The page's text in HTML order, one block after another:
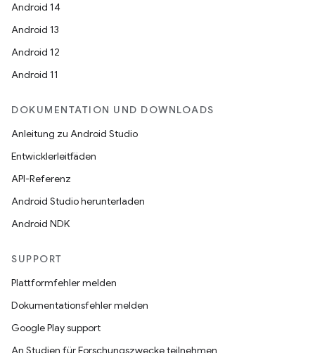
Android 14
Android 13
Android 12
Android 11
DOKUMENTATION UND DOWNLOADS
Anleitung zu Android Studio
Entwicklerleitfäden
API-Referenz
Android Studio herunterladen
Android NDK
SUPPORT
Plattformfehler melden
Dokumentationsfehler melden
Google Play support
An Studien für Forschungszwecke teilnehmen